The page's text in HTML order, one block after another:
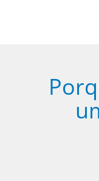
Ser fluente em